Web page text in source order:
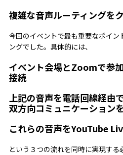
複雑な音声ルーティングを
今回のイベントで最も重要なポイン
ングでした。具体的には、
イベント会場とZoomで参
接続
上記の音声を電話回線経由
双方向コミュニケーション
これらの音声をYouTube
という３つの流れを同時に実現する